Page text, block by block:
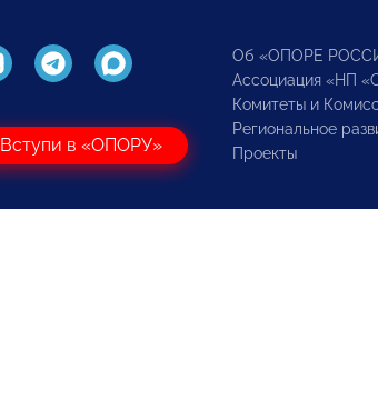
Вступи в «ОПОРУ»
Об «ОПОРЕ
Ассоциация «НП
Комитеты и
Региональное
Проекты